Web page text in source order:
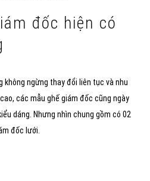
đốc hiện có
không ngừng thay đổi liên tục và nhu
các mẫu ghế giám đốc cũng ngày
dáng. Nhưng nhìn chung gồm có 02
đốc lưới.